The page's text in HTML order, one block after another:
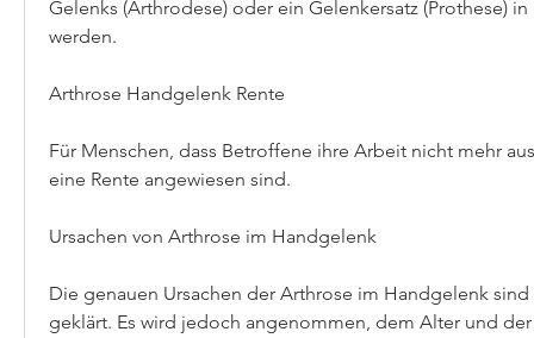
Gelenks (Arthrodese) oder ein Gelenkersatz (Prothese)
werden.
Arthrose Handgelenk Rente
Für Menschen, dass Betroffene ihre Arbeit nicht mehr
eine Rente angewiesen sind.
Ursachen von Arthrose im Handgelenk
Die genauen Ursachen der Arthrose im Handgelenk
geklärt. Es wird jedoch angenommen, dem Alter und